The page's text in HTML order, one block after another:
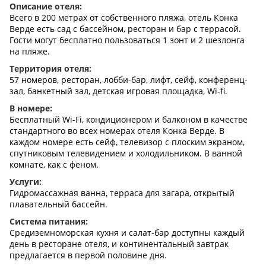
Описание отеля:
Всего в 200 метрах от собственного пляжа, отель Конка
Верде есть сад с бассейном, ресторан и бар с террасой.
Гости могут бесплатно пользоваться 1 зонт и 2 шезлонга
на пляже.
Территория отеля:
57 номеров, ресторан, лобби-бар, лифт, сейф, конференц-
зал, банкетный зал, детская игровая площадка, Wi-fi.
В номере:
Бесплатный Wi-Fi, кондиционером и балконом в качестве
стандартного во всех номерах отеля Конка Верде. В
каждом номере есть сейф, телевизор с плоским экраном,
спутниковым телевидением и холодильником. В ванной
комнате, как с феном.
Услуги:
Гидромассажная ванна, терраса для загара, открытый
плавательный бассейн.
Система питания:
Средиземноморская кухня и салат-бар доступны каждый
день в ресторане отеля, и континентальный завтрак
предлагается в первой половине дня.